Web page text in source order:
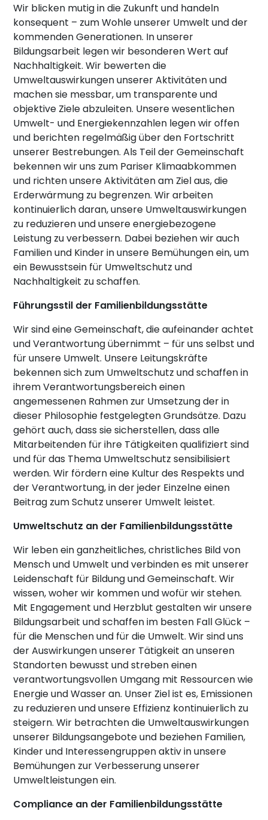
Wir blicken mutig in die Zukunft und handeln
konsequent – zum Wohle unserer Umwelt und der
kommenden Generationen. In unserer
Bildungsarbeit legen wir besonderen Wert auf
Nachhaltigkeit. Wir bewerten die
Umweltauswirkungen unserer Aktivitäten und
machen sie messbar, um transparente und
objektive Ziele abzuleiten. Unsere wesentlichen
Umwelt- und Energiekennzahlen legen wir offen
und berichten regelmäßig über den Fortschritt
unserer Bestrebungen. Als Teil der Gemeinschaft
bekennen wir uns zum Pariser Klimaabkommen
und richten unsere Aktivitäten am Ziel aus, die
Erderwärmung zu begrenzen. Wir arbeiten
kontinuierlich daran, unsere Umweltauswirkungen
zu reduzieren und unsere energiebezogene
Leistung zu verbessern. Dabei beziehen wir auch
Familien und Kinder in unsere Bemühungen ein, um
ein Bewusstsein für Umweltschutz und
Nachhaltigkeit zu schaffen.
Führungsstil der Familienbildungsstätte
Wir sind eine Gemeinschaft, die aufeinander achtet
und Verantwortung übernimmt – für uns selbst und
für unsere Umwelt. Unsere Leitungskräfte
bekennen sich zum Umweltschutz und schaffen in
ihrem Verantwortungsbereich einen
angemessenen Rahmen zur Umsetzung der in
dieser Philosophie festgelegten Grundsätze. Dazu
gehört auch, dass sie sicherstellen, dass alle
Mitarbeitenden für ihre Tätigkeiten qualifiziert sind
und für das Thema Umweltschutz sensibilisiert
werden. Wir fördern eine Kultur des Respekts und
der Verantwortung, in der jeder Einzelne einen
Beitrag zum Schutz unserer Umwelt leistet.
Umweltschutz an der Familienbildungsstätte
Wir leben ein ganzheitliches, christliches Bild von
Mensch und Umwelt und verbinden es mit unserer
Leidenschaft für Bildung und Gemeinschaft. Wir
wissen, woher wir kommen und wofür wir stehen.
Mit Engagement und Herzblut gestalten wir unsere
Bildungsarbeit und schaffen im besten Fall Glück –
für die Menschen und für die Umwelt. Wir sind uns
der Auswirkungen unserer Tätigkeit an unseren
Standorten bewusst und streben einen
verantwortungsvollen Umgang mit Ressourcen wie
Energie und Wasser an. Unser Ziel ist es, Emissionen
zu reduzieren und unsere Effizienz kontinuierlich zu
steigern. Wir betrachten die Umweltauswirkungen
unserer Bildungsangebote und beziehen Familien,
Kinder und Interessengruppen aktiv in unsere
Bemühungen zur Verbesserung unserer
Umweltleistungen ein.
Compliance an der Familienbildungsstätte